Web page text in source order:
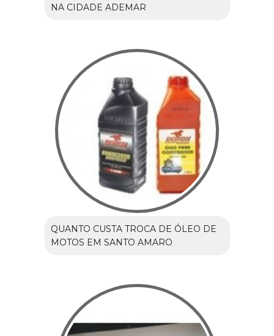
NA CIDADE ADEMAR
QUANTO CUSTA TROCA DE ÓLEO DE
MOTOS EM SANTO AMARO